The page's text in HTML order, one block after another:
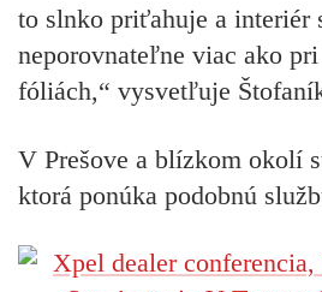
to slnko priťahuje a interiér
neporovnateľne viac ako
fóliách,“ vysvetľuje
V Prešove a blízkom okolí
ktorá ponúka podobnú